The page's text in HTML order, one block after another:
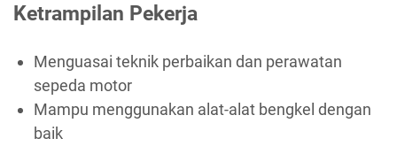
Ketrampilan Pekerja
Menguasai teknik perbaikan dan perawatan
sepeda motor
Mampu menggunakan alat-alat bengkel dengan
baik